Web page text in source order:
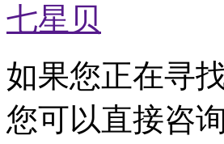
七星贝
如果您正在寻
您可以直接咨